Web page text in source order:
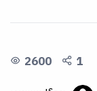
2600 1